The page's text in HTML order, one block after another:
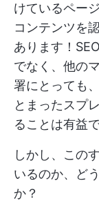
けているペー
コンテンツを
あります！
でなく、他の
署にとっても
とまったスプ
ることは有益で
しかし、この
いるのか、ど
か？